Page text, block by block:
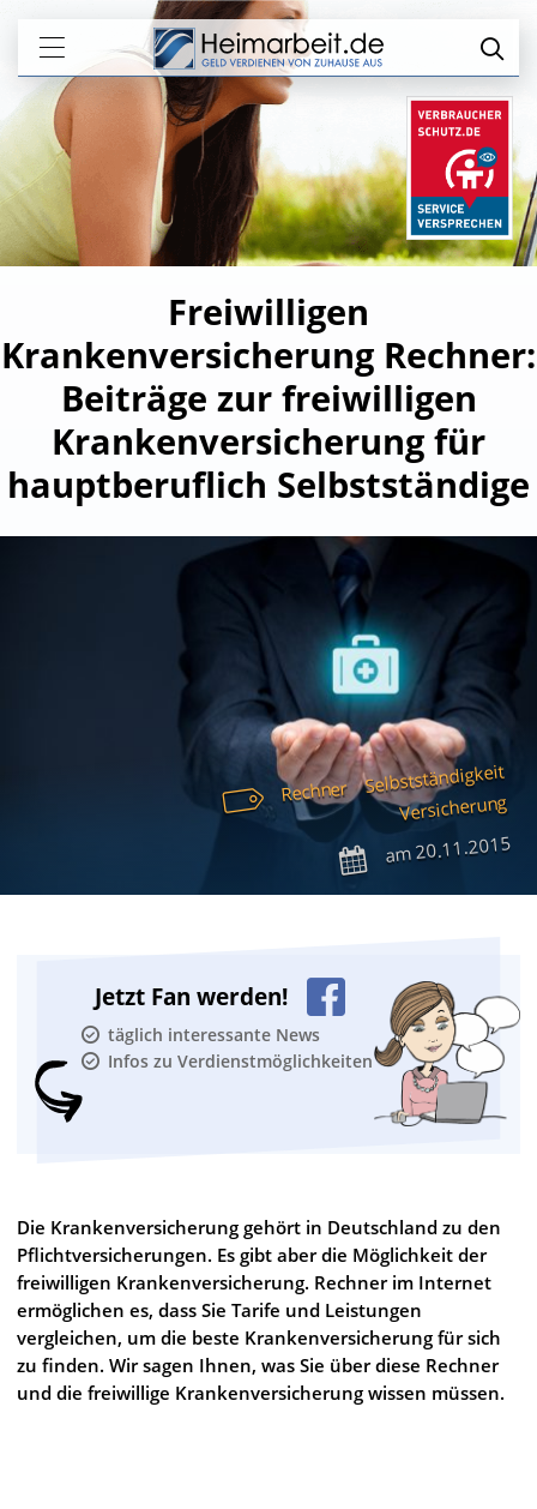
Freiwilligen
Krankenversicherung Rechner:
Beiträge zur freiwilligen
Krankenversicherung für
hauptberuflich Selbstständige
Rechner Selbstständigkeit
Versicherung
am20.11.2015
Jetzt Fan werden!
täglich interessante News
Infos zu Verdienstmöglichkeiten
Die Krankenversicherung gehört in Deutschland zu den
Pflichtversicherungen. Es gibt aber die Möglichkeit der
freiwilligen Krankenversicherung. Rechner im Internet
ermöglichen es, dass Sie Tarife und Leistungen
vergleichen, um die beste Krankenversicherung für sich
zu finden. Wir sagen Ihnen, was Sie über diese Rechner
und die freiwillige Krankenversicherung wissen müssen.